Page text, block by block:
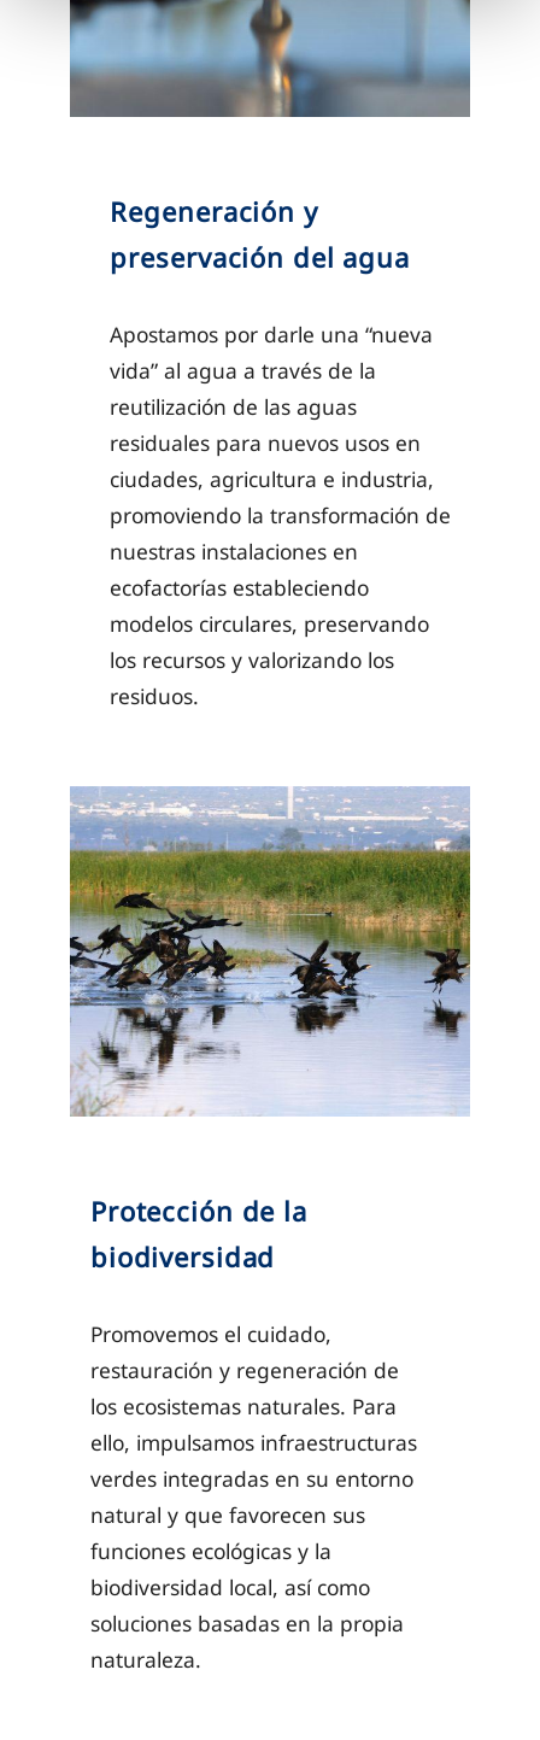
Regeneración y
preservación del agua
Apostamos por darle una “nueva
vida” al agua a través de la
reutilización de las aguas
residuales para nuevos usos en
ciudades, agricultura e industria,
promoviendo la transformación de
nuestras instalaciones en
ecofactorías estableciendo
modelos circulares, preservando
los recursos y valorizando los
residuos.
Protección de la
biodiversidad
Promovemos el cuidado,
restauración y regeneración de
los ecosistemas naturales. Para
ello, impulsamos infraestructuras
verdes integradas en su entorno
natural y que favorecen sus
funciones ecológicas y la
biodiversidad local, así como
soluciones basadas en la propia
naturaleza.